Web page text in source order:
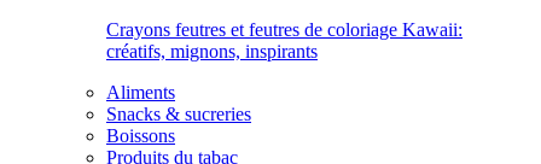
Crayons feutres et feutres de coloriage Kawaii:
créatifs, mignons, inspirants
Aliments
Snacks & sucreries
Boissons
Produits du tabac